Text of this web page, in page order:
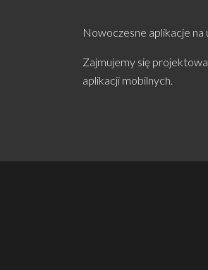
Nowoczesne aplikacje na
Zajmujemy się
aplikacji mobilnych.